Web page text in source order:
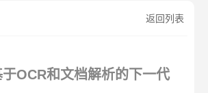
返回列表
OCR和文档解析的下一代